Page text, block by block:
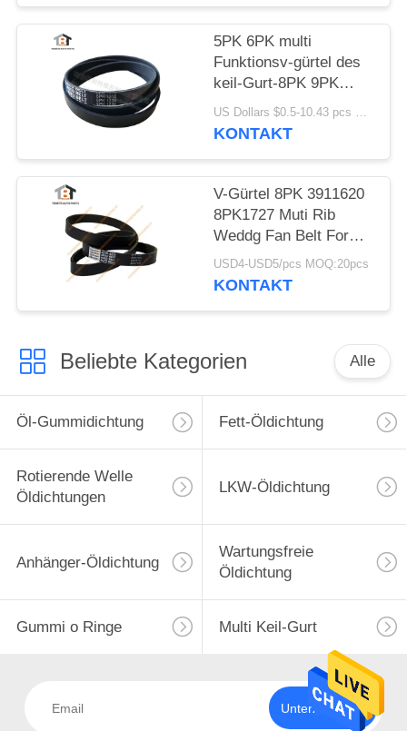
5PK 6PK multi
Funktionsv-gürtel des
keil-Gurt-8PK 9PK
10pk 15PK
US Dollars $0.5-10.43 pcs MOQ:50 Stücke
KONTAKT
V-Gürtel 8PK 3911620
8PK1727 Muti Rib
Weddg Fan Belt For
Cummins Engine
USD4-USD5/pcs MOQ:20pcs
KONTAKT
Beliebte Kategorien Alle
Öl-Gummidichtung Fett-Öldichtung
Rotierende Welle
Öldichtungen
LKW-Öldichtung
Anhänger-Öldichtung
Wartungsfreie
Öldichtung
Gummi o Ringe Multi Keil-Gurt
Unterzeichnen